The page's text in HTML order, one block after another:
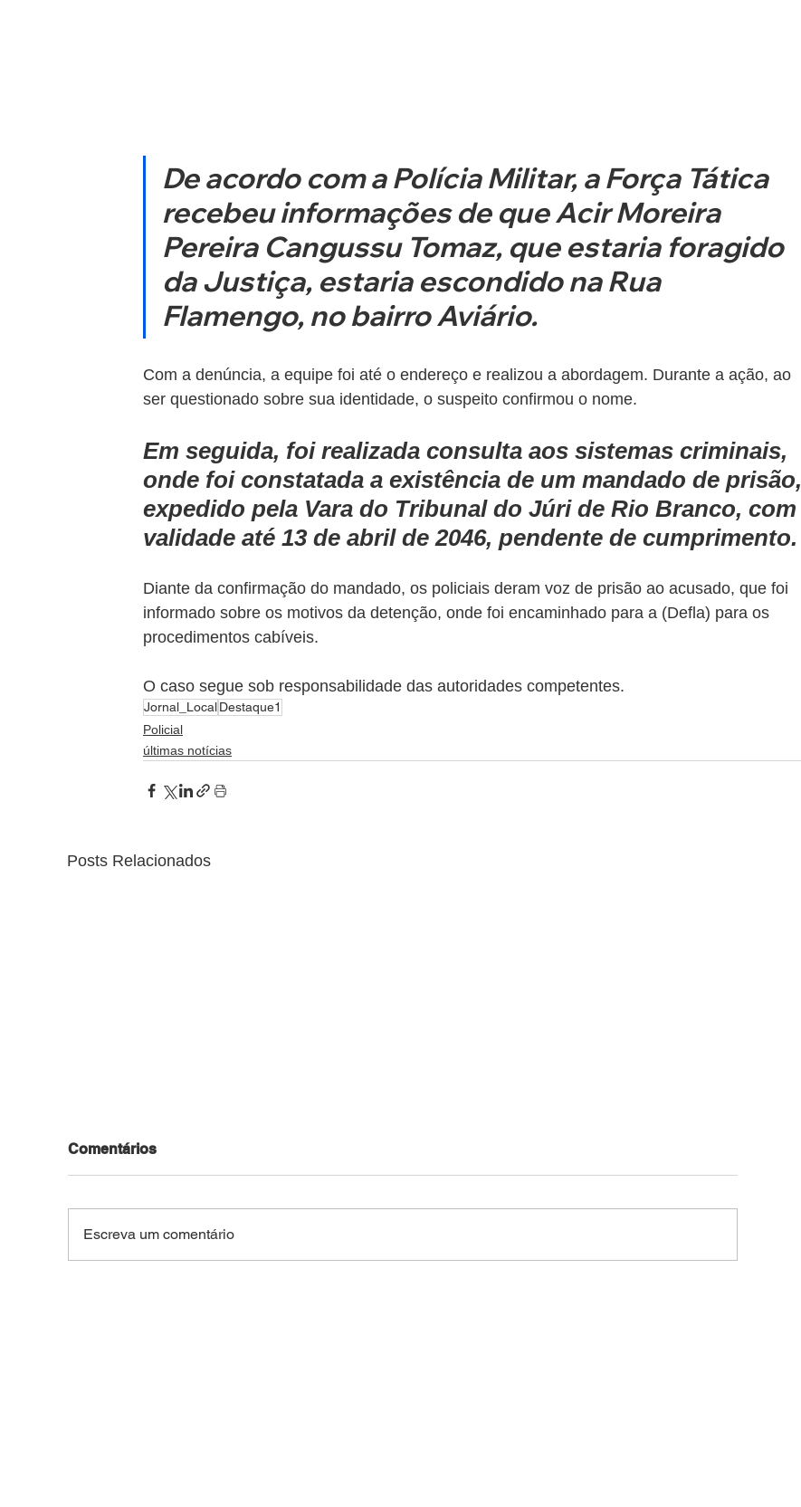
De acordo com a Polícia Militar, a Força Tática
recebeu informações de que Acir Moreira
Pereira Cangussu Tomaz, que estaria foragido
da Justiça, estaria escondido na Rua
Flamengo, no bairro Aviário.
Com a denúncia, a equipe foi até o endereço e realizou a abordagem. Durante a ação, ao
ser questionado sobre sua identidade, o suspeito confirmou o nome.
Em seguida, foi realizada consulta aos sistemas criminais,
onde foi constatada a existência de um mandado de prisão,
expedido pela Vara do Tribunal do Júri de Rio Branco, com
validade até 13 de abril de 2046, pendente de cumprimento.
Diante da confirmação do mandado, os policiais deram voz de prisão ao acusado, que foi
informado sobre os motivos da detenção, onde foi encaminhado para a (Defla) para os
procedimentos cabíveis.
O caso segue sob responsabilidade das autoridades competentes.
Jornal_LocalDestaque1
Policial
últimas notícias
Posts Relacionados
Comentários
Escreva um comentário